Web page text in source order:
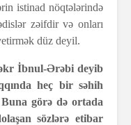
istinad nöqtələrində
zəifdir və onları
düz deyil.
İbnul-Ərəbi deyib
heç bir səhih
görə də ortada
sözlərə etibar